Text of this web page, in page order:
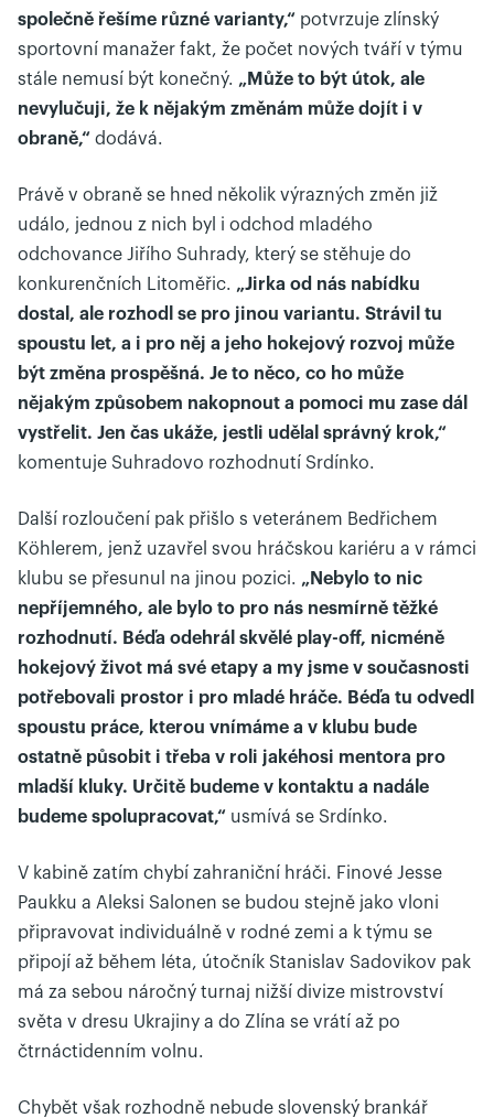
společně řešíme různé varianty,“ potvrzuje zlínský
sportovní manažer fakt, že počet nových tváří v týmu
stále nemusí být konečný. „Může to být útok, ale
nevylučuji, že k nějakým změnám může dojít i v
obraně,“ dodává.
Právě v obraně se hned několik výrazných změn již
událo, jednou z nich byl i odchod mladého
odchovance Jiřího Suhrady, který se stěhuje do
konkurenčních Litoměřic. „Jirka od nás nabídku
dostal, ale rozhodl se pro jinou variantu. Strávil tu
spoustu let, a i pro něj a jeho hokejový rozvoj může
být změna prospěšná. Je to něco, co ho může
nějakým způsobem nakopnout a pomoci mu zase dál
vystřelit. Jen čas ukáže, jestli udělal správný krok,“
komentuje Suhradovo rozhodnutí Srdínko.
Další rozloučení pak přišlo s veteránem Bedřichem
Köhlerem, jenž uzavřel svou hráčskou kariéru a v rámci
klubu se přesunul na jinou pozici. „Nebylo to nic
nepříjemného, ale bylo to pro nás nesmírně těžké
rozhodnutí. Béďa odehrál skvělé play-off, nicméně
hokejový život má své etapy a my jsme v současnosti
potřebovali prostor i pro mladé hráče. Béďa tu odvedl
spoustu práce, kterou vnímáme a v klubu bude
ostatně působit i třeba v roli jakéhosi mentora pro
mladší kluky. Určitě budeme v kontaktu a nadále
budeme spolupracovat,“ usmívá se Srdínko.
V kabině zatím chybí zahraniční hráči. Finové Jesse
Paukku a Aleksi Salonen se budou stejně jako vloni
připravovat individuálně v rodné zemi a k týmu se
připojí až během léta, útočník Stanislav Sadovikov pak
má za sebou náročný turnaj nižší divize mistrovství
světa v dresu Ukrajiny a do Zlína se vrátí až po
čtrnáctidenním volnu.
Chybět však rozhodně nebude slovenský brankář